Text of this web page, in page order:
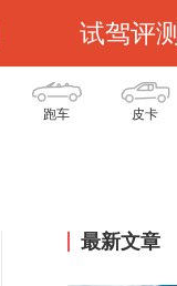
试驾评测
跑车 皮卡
最新文章